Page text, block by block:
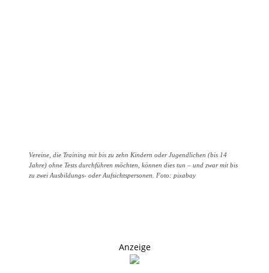
Vereine, die Training mit bis zu zehn Kindern oder Jugendlichen (bis 14
Jahre) ohne Tests durchführen möchten, können dies tun – und zwar mit bis
zu zwei Ausbildungs- oder Aufsichtspersonen. Foto: pixabay
Anzeige